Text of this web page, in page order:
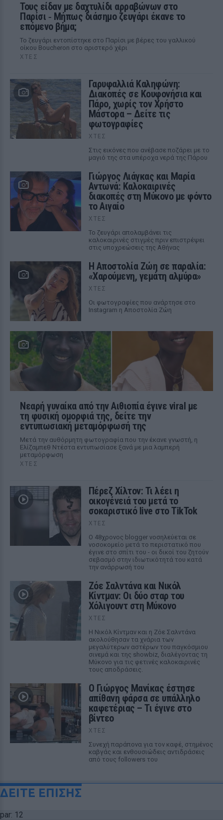
Τους είδαν με δαχτυλίδι αρραβώνων στο
Παρίσι ‑ Μήπως διάσημο ζευγάρι έκανε το
επόμενο βήμα;
Το ζευγάρι εντοπίστηκε στο Παρίσι με βέρες του γαλλικού
οίκου Boucheron στο αριστερό χέρι
ΧΤΕΣ
Γαρυφαλλιά Καληφώνη:
Διακοπές σε Κουφονήσια και
Πάρο, χωρίς τον Χρήστο
Μάστορα – Δείτε τις
φωτογραφίες
ΧΤΕΣ
Στις εικόνες που ανέβασε ποζάρει με το
μαγιό της στα υπέροχα νερά της Πάρου
Γιώργος Λιάγκας και Μαρία
Αντωνά: Καλοκαιρινές
διακοπές στη Μύκονο με φόντο
το Αιγαίο
ΧΤΕΣ
Το ζευγάρι απολαμβάνει τις
καλοκαιρινές στιγμές πριν επιστρέψει
στις υποχρεώσεις της Αθήνας
Η Αποστολία Ζώη σε παραλία:
«Χαρούμενη, γεμάτη αλμύρα»
ΧΤΕΣ
Οι φωτογραφίες που ανάρτησε στο
Instagram η Αποστολία Ζώη
Νεαρή γυναίκα από την Αιθιοπία έγινε viral με
τη φυσική ομορφιά της, δείτε την
εντυπωσιακή μεταμόρφωσή της
Μετά την αυθόρμητη φωτογραφία που την έκανε γνωστή, η
Ελίζαμπεθ Ντέστα εντυπωσίασε ξανά με μια λαμπερή
μεταμόρφωση
ΧΤΕΣ
Πέρεζ Χίλτον: Τι λέει η
οικογένειά του μετά το
σοκαριστικό live στο TikTok
ΧΤΕΣ
Ο 48χρονος blogger νοσηλεύεται σε
νοσοκομείο μετά το περιστατικό που
έγινε στο σπίτι του - οι δικοί του ζητούν
σεβασμό στην ιδιωτικότητά του κατά
την ανάρρωσή του
Ζόε Σαλντάνα και Νικόλ
Κίντμαν: Οι δύο σταρ του
Χόλιγουντ στη Μύκονο
ΧΤΕΣ
Η Νικόλ Κίντμαν και η Ζόε Σαλντάνα
ακολούθησαν τα χνάρια των
μεγαλύτερων αστέρων του παγκόσμιου
σινεμά και της showbiz, διαλέγοντας τη
Μύκονο για τις φετινές καλοκαιρινές
τους αποδράσεις.
Ο Γιώργος Μανίκας έστησε
απίθανη φάρσα σε υπάλληλο
καφετέριας – Τι έγινε στο
βίντεο
ΧΤΕΣ
Συνεχή παράπονα για τον καφέ, στημένος
καβγάς και ενθουσιώδεις αντιδράσεις
από τους followers του
ΔΕΙΤΕ ΕΠΙΣΗΣ
par: 12